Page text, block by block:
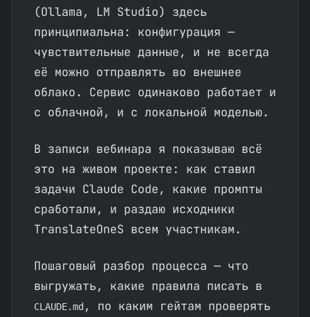
(Ollama, LM Studio) здесь
принципиальна: конфигурация —
чувствительные данные, и не всегда
её можно отправлять во внешнее
облако. Сервис одинаково работает и
с облачной, и с локальной моделью.
В записи вебинара я показываю всё
это на живом проекте: как ставил
задачи Claude Code, какие промпты
сработали, и раздаю исходники
TranslateOneS всем участникам.
Пошаговый разбор процесса — что
выгружать, какие правила писать в
CLAUDE.md , по каким гейтам проверять